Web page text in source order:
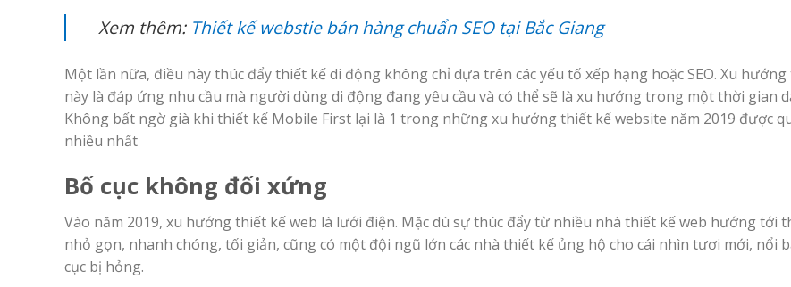
Xem thêm: Thiết kế webstie bán hàng chuẩn SEO tại Bắc Giang
Một lần nữa, điều này thúc đẩy thiết kế di động không chỉ dựa trên các yếu tố xếp hạng hoặc SEO. Xu
này là đáp ứng nhu cầu mà người dùng di động đang yêu cầu và có thể sẽ là xu hướng trong một thời gian
Không bất ngờ già khi thiết kế Mobile First lại là 1 trong những xu hướng thiết kế website năm 2019 được
nhiều nhất
Bố cục không đối xứng
Vào năm 2019, xu hướng thiết kế web là lưới điện. Mặc dù sự thúc đẩy từ nhiều nhà thiết kế web hướng tới
nhỏ gọn, nhanh chóng, tối giản, cũng có một đội ngũ lớn các nhà thiết kế ủng hộ cho cái nhìn tươi mới, nổi
cục bị hỏng.